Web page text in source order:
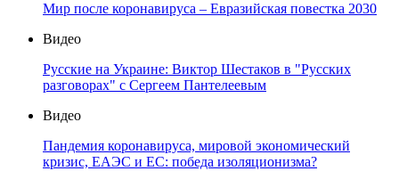
Мир после коронавируса – Евразийская повестка 2030
Видео
Русские на Украине: Виктор Шестаков в "Русских
разговорах" с Сергеем Пантелеевым
Видео
Пандемия коронавируса, мировой экономический
кризис, ЕАЭС и ЕС: победа изоляционизма?